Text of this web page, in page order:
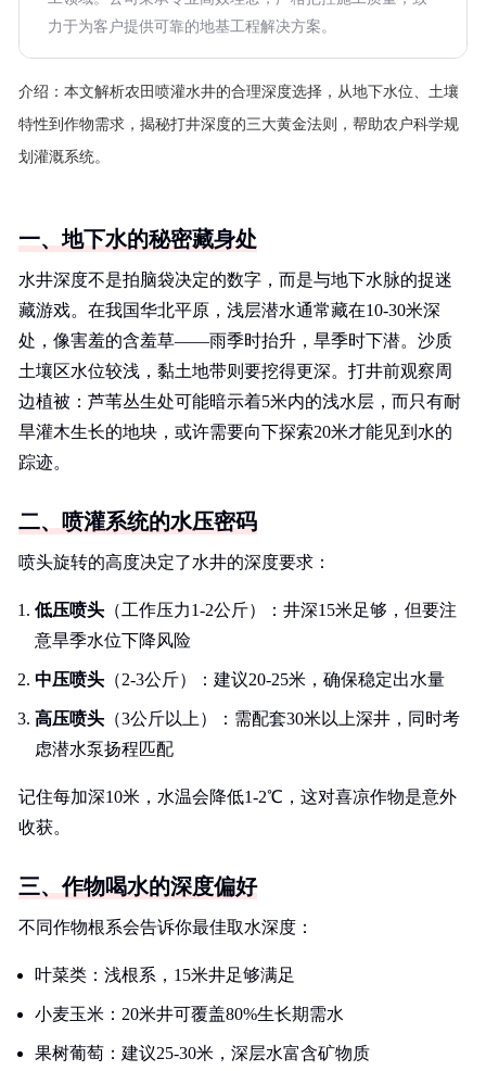
力于为客户提供可靠的地基工程解决方案。
介绍： 本文解析农田喷灌水井的合理深度选择，从地下水位、土壤
特性到作物需求，揭秘打井深度的三大黄金法则，帮助农户科学规
划灌溉系统。
一、地下水的秘密藏身处
水井深度不是拍脑袋决定的数字，而是与地下水脉的捉迷
藏游戏。在我国华北平原，浅层潜水通常藏在10-30米深
处，像害羞的含羞草——雨季时抬升，旱季时下潜。沙质
土壤区水位较浅，黏土地带则要挖得更深。打井前观察周
边植被：芦苇丛生处可能暗示着5米内的浅水层，而只有耐
旱灌木生长的地块，或许需要向下探索20米才能见到水的
踪迹。
二、喷灌系统的水压密码
喷头旋转的高度决定了水井的深度要求：
低压喷头 （工作压力1-2公斤）：井深15米足够，但要注
意旱季水位下降风险
中压喷头 （2-3公斤）：建议20-25米，确保稳定出水量
高压喷头 （3公斤以上）：需配套30米以上深井，同时考
虑潜水泵扬程匹配
记住每加深10米，水温会降低1-2℃，这对喜凉作物是意外
收获。
三、作物喝水的深度偏好
不同作物根系会告诉你最佳取水深度：
叶菜类：浅根系，15米井足够满足
小麦玉米：20米井可覆盖80%生长期需水
果树葡萄：建议25-30米，深层水富含矿物质